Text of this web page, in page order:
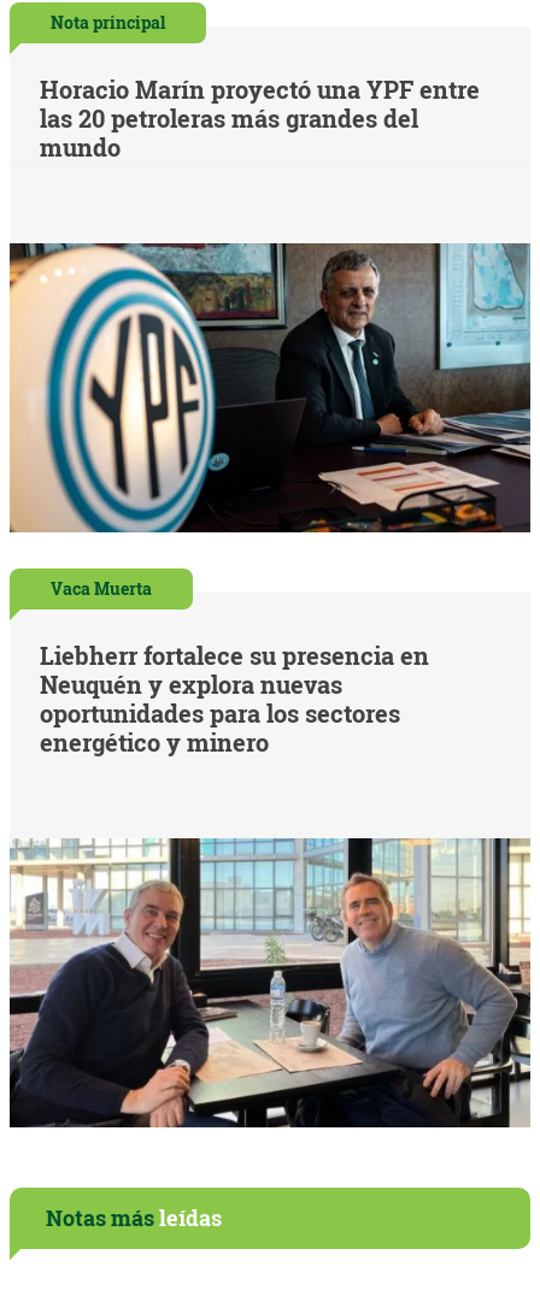
Nota principal
Horacio Marín proyectó una YPF entre
las 20 petroleras más grandes del
mundo
Vaca Muerta
Liebherr fortalece su presencia en
Neuquén y explora nuevas
oportunidades para los sectores
energético y minero
Notas másleídas